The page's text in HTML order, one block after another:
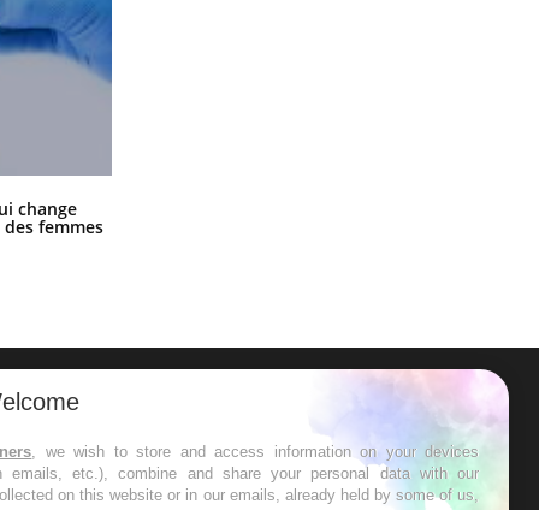
change
femmes
les semaines les meilleures
, we wish to store and access information on your devices
emails, etc.), combine and share your personal data with our
on this website or in our emails, already held by some of us,